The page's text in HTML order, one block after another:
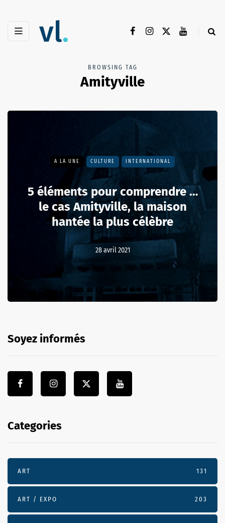
BROWSING TAG
Amityville
A LA UNE CULTURE INTERNATIONAL
5 éléments pour comprendre …
le cas Amityville, la maison
hantée la plus célèbre
28 avril 2021
Soyez informés
Categories
ART 131
ART / EXPO 203